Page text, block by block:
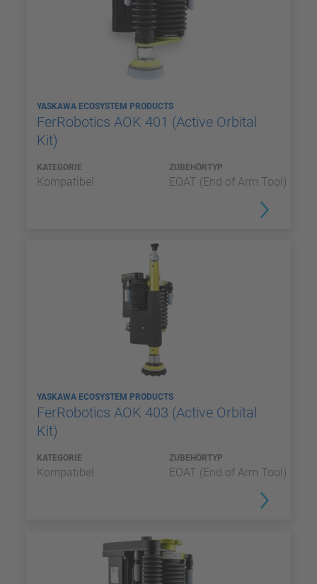
YASKAWA ECOSYSTEM PRODUCTS
FerRobotics AOK 401 (Active Orbital
Kit)
KATEGORIE
Kompatibel
ZUBEHÖRTYP
EOAT (End of Arm Tool)
YASKAWA ECOSYSTEM PRODUCTS
FerRobotics AOK 403 (Active Orbital
Kit)
KATEGORIE
Kompatibel
ZUBEHÖRTYP
EOAT (End of Arm Tool)